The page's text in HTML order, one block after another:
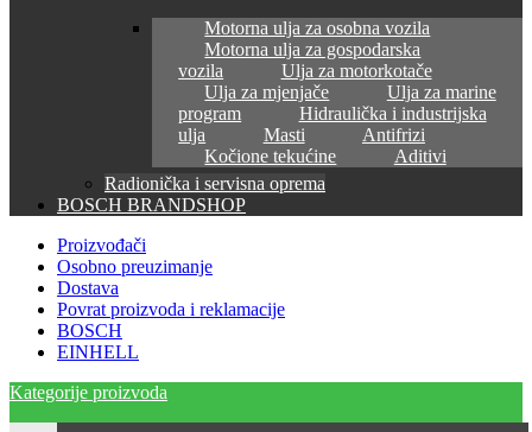
Motorna ulja za osobna vozila
Motorna ulja za gospodarska
vozila
Ulja za motorkotače
Ulja za mjenjače
Ulja za marine
program
Hidraulička i industrijska
ulja
Masti
Antifrizi
Kočione tekućine
Aditivi
Radionička i servisna oprema
BOSCH BRANDSHOP
Proizvođači
Osobno preuzimanje
Dostava
Povrat proizvoda i reklamacije
BOSCH
EINHELL
Kategorije proizvoda